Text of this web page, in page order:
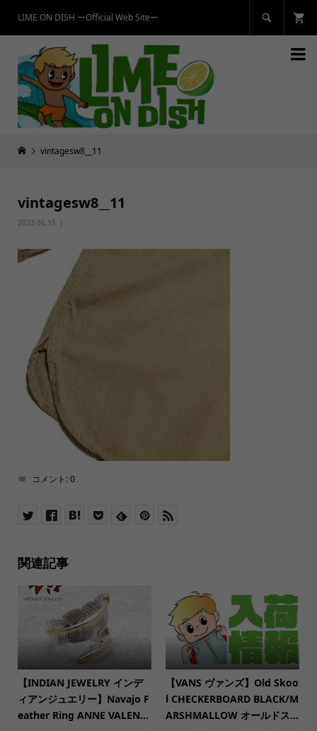
LIME ON DISH ーOfficial Web Siteー 

vintagesw8__11
vintagesw8__11
2023.06.15
コメント:0
関連記事
【INDIAN JEWELRY インデ
ィアンジュエリー】Navajo F
eather Ring ANNE VALEN...
【VANS ヴァンズ】Old Skoo
l CHECKERBOARD BLACK/M
ARSHMALLOW オールドス...